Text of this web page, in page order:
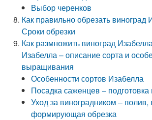
Выбор черенков
Как правильно обрезать виноград
Сроки обрезки
Как размножить виноград
Изабелла – описание сорта и
выращивания
Особенности сортов Изабелла
Посадка саженцев – подготовка
Уход за виноградником – полив,
формирующая обрезка